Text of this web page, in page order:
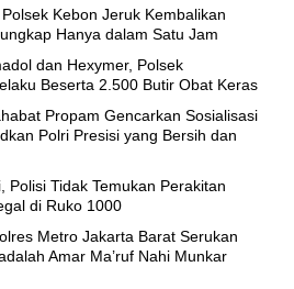
Kebon Jeruk Kembalikan
Hanya dalam Satu Jam
dan Hexymer, Polsek
Beserta 2.500 Butir Obat Keras
Propam Gencarkan Sosialisasi
Polri Presisi yang Bersih dan
Polisi Tidak Temukan Perakitan
di Ruko 1000
Metro Jakarta Barat Serukan
Amar Ma’ruf Nahi Munkar